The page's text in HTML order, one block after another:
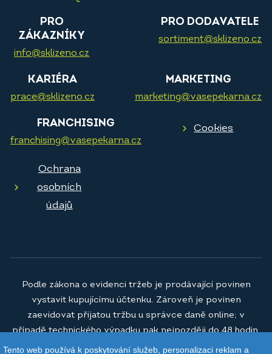
PRO
ZÁKAZNÍKY
info@sklizeno.cz
PRO DODAVATELE
sortiment@sklizeno.cz
KARIÉRA
prace@sklizeno.cz
MARKETING
marketing@vasepekarna.cz
FRANCHISING
franchising@vasepekarna.cz
Cookies
Ochrana
osobních
údajů
© 2026Vaše pekárna a.s.
Podle zákona o evidenci tržeb je prodávající povinen
vystavit kupujícímu účtenku. Zároveň je povinen
zaevidovat přijatou tržbu u správce daně online; v
případě technického výpadku pak nejpozději do 48 hodin.
Tento web používá k poskytování služeb, personalizaci reklam a